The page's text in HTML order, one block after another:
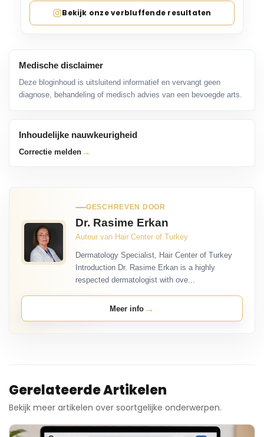
Bekijk onze verbluffende resultaten
Medische disclaimer
Deze bloginhoud is uitsluitend informatief en vervangt geen
diagnose, behandeling of medisch advies van een bevoegde arts.
Inhoudelijke nauwkeurigheid
Correctie melden →
GESCHREVEN DOOR
Dr. Rasime Erkan
Auteur van Hair Center of Turkey
Dermatology Specialist, Hair Center of Turkey
Introduction Dr. Rasime Erkan is a highly
respected dermatologist with ove...
Meer info →
Gerelateerde Artikelen
Bekijk meer artikelen over soortgelijke onderwerpen.